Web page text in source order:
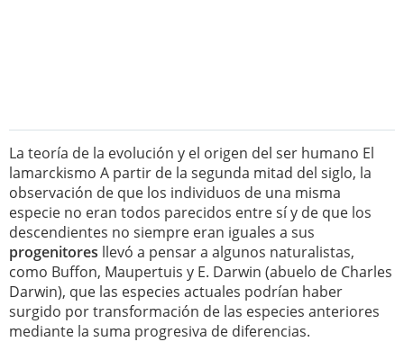
La teoría de la evolución y el origen del ser humano El
lamarckismo A partir de la segunda mitad del siglo, la
observación de que los individuos de una misma
especie no eran todos parecidos entre sí y de que los
descendientes no siempre eran iguales a sus
progenitores llevó a pensar a algunos naturalistas,
como Buffon, Maupertuis y E. Darwin (abuelo de Charles
Darwin), que las especies actuales podrían haber
surgido por transformación de las especies anteriores
mediante la suma progresiva de diferencias.